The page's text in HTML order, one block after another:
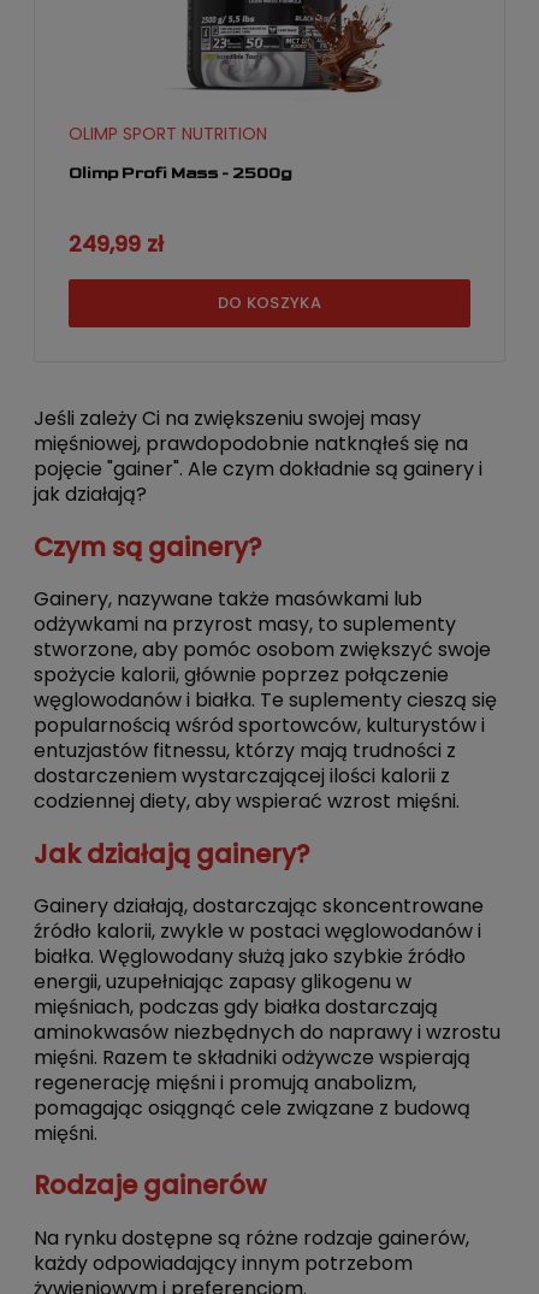
Olimp Profi Mass - 2500g
OLIMP SPORT NUTRITION
249,99 zł
DO KOSZYKA
Jeśli zależy Ci na zwiększeniu swojej masy
mięśniowej, prawdopodobnie natknąłeś się na
pojęcie "gainer". Ale czym dokładnie są gainery i
jak działają?
Czym są gainery?
Gainery, nazywane także masówkami lub
odżywkami na przyrost masy, to suplementy
stworzone, aby pomóc osobom zwiększyć swoje
spożycie kalorii, głównie poprzez połączenie
węglowodanów i białka. Te suplementy cieszą się
popularnością wśród sportowców, kulturystów i
entuzjastów fitnessu, którzy mają trudności z
dostarczeniem wystarczającej ilości kalorii z
codziennej diety, aby wspierać wzrost mięśni.
Jak działają gainery?
Gainery działają, dostarczając skoncentrowane
źródło kalorii, zwykle w postaci węglowodanów i
białka. Węglowodany służą jako szybkie źródło
energii, uzupełniając zapasy glikogenu w
mięśniach, podczas gdy białka dostarczają
aminokwasów niezbędnych do naprawy i wzrostu
mięśni. Razem te składniki odżywcze wspierają
regenerację mięśni i promują anabolizm,
pomagając osiągnąć cele związane z budową
mięśni.
Rodzaje gainerów
Na rynku dostępne są różne rodzaje gainerów,
każdy odpowiadający innym potrzebom
żywieniowym i preferencjom.